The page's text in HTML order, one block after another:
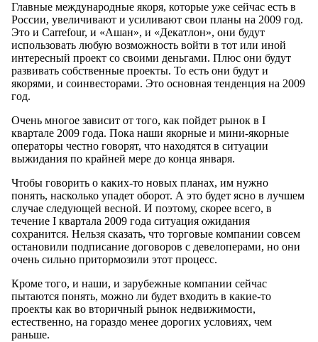
Главные международные якоря, которые уже сейчас есть в
России, увеличивают и усиливают свои планы на 2009 год.
Это и Carrefour, и «Ашан», и «Декатлон», они будут
использовать любую возможность войти в тот или иной
интересный проект со своими деньгами. Плюс они будут
развивать собственные проекты. То есть они будут и
якорями, и соинвесторами. Это основная тенденция на 2009
год.
Очень многое зависит от того, как пойдет рынок в I
квартале 2009 года. Пока наши якорные и мини-якорные
операторы честно говорят, что находятся в ситуации
выжидания по крайней мере до конца января.
Чтобы говорить о каких-то новых планах, им нужно
понять, насколько упадет оборот. А это будет ясно в лучшем
случае следующей весной. И поэтому, скорее всего, в
течение I квартала 2009 года ситуация ожидания
сохранится. Нельзя сказать, что торговые компании совсем
остановили подписание договоров с девелоперами, но они
очень сильно притормозили этот процесс.
Кроме того, и наши, и зарубежные компании сейчас
пытаются понять, можно ли будет входить в какие-то
проекты как во вторичный рынок недвижимости,
естественно, на гораздо менее дорогих условиях, чем
раньше.